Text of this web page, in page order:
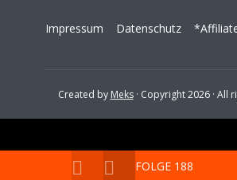
Impressum Datenschutz
Created by Meks· Copyright 2026 · All
FOLGE 188